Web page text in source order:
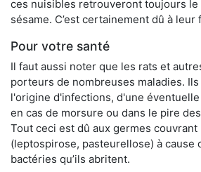
ces nuisibles retrouveront toujours le
sésame. C’est certainement dû à leur
Pour votre santé
Il faut aussi noter que les rats et
porteurs de nombreuses maladies.
l'origine d'infections, d'une
en cas de morsure ou dans le pire
Tout ceci est dû aux germes
(leptospirose, pasteurellose) à cause
bactéries qu’ils abritent.